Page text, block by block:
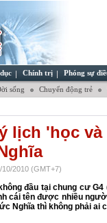
Chính trị Phóng sự
sống Chuyển động trẻ
lịch 'học và
2010 (GMT+7)
đầu tại chung cư G4
cái tên được nhiều
Nghĩa thì không phải ai